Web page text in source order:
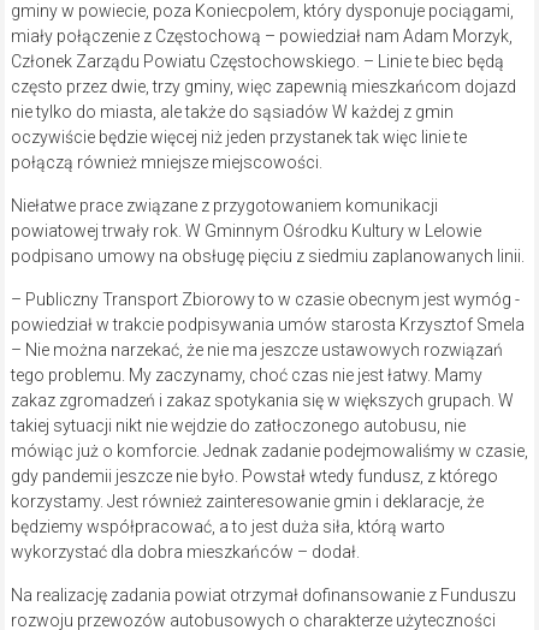
gminy w powiecie, poza Koniecpolem, który dysponuje pociągami,
miały połączenie z Częstochową – powiedział nam Adam Morzyk,
Członek Zarządu Powiatu Częstochowskiego. – Linie te biec będą
często przez dwie, trzy gminy, więc zapewnią mieszkańcom dojazd
nie tylko do miasta, ale także do sąsiadów W każdej z gmin
oczywiście będzie więcej niż jeden przystanek tak więc linie te
połączą również mniejsze miejscowości.
Niełatwe prace związane z przygotowaniem komunikacji
powiatowej trwały rok. W Gminnym Ośrodku Kultury w Lelowie
podpisano umowy na obsługę pięciu z siedmiu zaplanowanych linii.
– Publiczny Transport Zbiorowy to w czasie obecnym jest wymóg ­
powiedział w trakcie podpisywania umów starosta Krzysztof Smela
– Nie można narzekać, że nie ma jeszcze ustawowych rozwiązań
tego problemu. My zaczynamy, choć czas nie jest łatwy. Mamy
zakaz zgromadzeń i zakaz spotykania się w większych grupach. W
takiej sytuacji nikt nie wejdzie do zatłoczonego autobusu, nie
mówiąc już o komforcie. Jednak zadanie podejmowaliśmy w czasie,
gdy pandemii jeszcze nie było. Powstał wtedy fundusz, z którego
korzystamy. Jest również zainteresowanie gmin i deklaracje, że
będziemy współpracować, a to jest duża siła, którą warto
wykorzystać dla dobra mieszkańców – dodał.
Na realizację zadania powiat otrzymał dofinansowanie z Funduszu
rozwoju przewozów autobusowych o charakterze użyteczności